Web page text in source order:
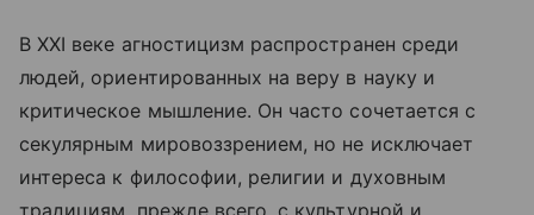
В XXI веке агностицизм распространен среди
людей, ориентированных на веру в науку и
критическое мышление. Он часто сочетается с
секулярным мировоззрением, но не исключает
интереса к философии, религии и духовным
традициям, прежде всего, с культурной и